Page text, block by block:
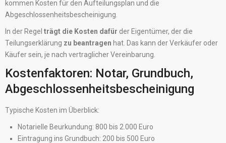
kommen Kosten für den Aufteilungsplan und die
Abgeschlossenheitsbescheinigung.
In der Regel trägt die Kosten dafür der Eigentümer, der die
Teilungserklärung zu beantragen hat. Das kann der Verkäufer oder
Käufer sein, je nach vertraglicher Vereinbarung.
Kostenfaktoren: Notar, Grundbuch,
Abgeschlossenheitsbescheinigung
Typische Kosten im Überblick:
Notarielle Beurkundung: 800 bis 2.000 Euro
Eintragung ins Grundbuch: 200 bis 500 Euro